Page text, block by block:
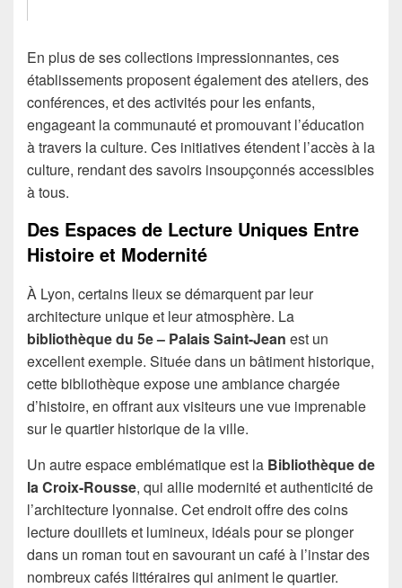
En plus de ses collections impressionnantes, ces
établissements proposent également des ateliers, des
conférences, et des activités pour les enfants,
engageant la communauté et promouvant l’éducation
à travers la culture. Ces initiatives étendent l’accès à la
culture, rendant des savoirs insoupçonnés accessibles
à tous.
Des Espaces de Lecture Uniques Entre
Histoire et Modernité
À Lyon, certains lieux se démarquent par leur
architecture unique et leur atmosphère. La
bibliothèque du 5e – Palais Saint-Jean est un
excellent exemple. Située dans un bâtiment historique,
cette bibliothèque expose une ambiance chargée
d’histoire, en offrant aux visiteurs une vue imprenable
sur le quartier historique de la ville.
Un autre espace emblématique est la Bibliothèque de
la Croix-Rousse, qui allie modernité et authenticité de
l’architecture lyonnaise. Cet endroit offre des coins
lecture douillets et lumineux, idéals pour se plonger
dans un roman tout en savourant un café à l’instar des
nombreux cafés littéraires qui animent le quartier.